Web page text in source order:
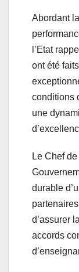
Abordant
l’Etat
ont été
conditions
une
Le Chef
durable
d’assurer
accords